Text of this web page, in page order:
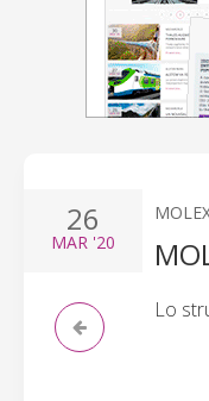
26
MAR '20
Lo